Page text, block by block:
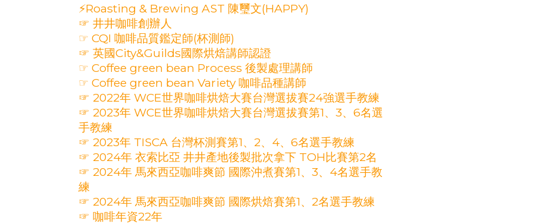
⚡Roasting & Brewing AST 陳璽文(HAPPY)
☞ 井井咖啡創辦人
☞ CQI 咖啡品質鑑定師(杯測師)
☞ 英國City&Guilds國際烘焙講師認證
☞ Coffee green bean Process 後製處理講師
☞ Coffee green bean Variety 咖啡品種講師
☞ 2022年 WCE世界咖啡烘焙大賽台灣選拔賽24強選手教練
☞ 2023年 WCE世界咖啡烘焙大賽台灣選拔賽第1、3、6名選
手教練
☞ 2023年 TISCA 台灣杯測賽第1、2、4、6名選手教練
☞ 2024年 衣索比亞 井井產地後製批次拿下 TOH比賽第2名
☞ 2024年 馬來西亞咖啡爽節 國際沖煮賽第1、3、4名選手教
練
☞ 2024年 馬來西亞咖啡爽節 國際烘焙賽第1、2名選手教練
☞ 咖啡年資22年